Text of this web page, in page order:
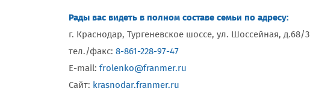
Рады вас видеть в полном составе семьи по адресу:
г. Краснодар, Тургеневское шоссе, ул. Шоссейная, д.68/3
тел./факс: 8-861-228-97-47
E-mail: frolenko@franmer.ru
Сайт: krasnodar.franmer.ru